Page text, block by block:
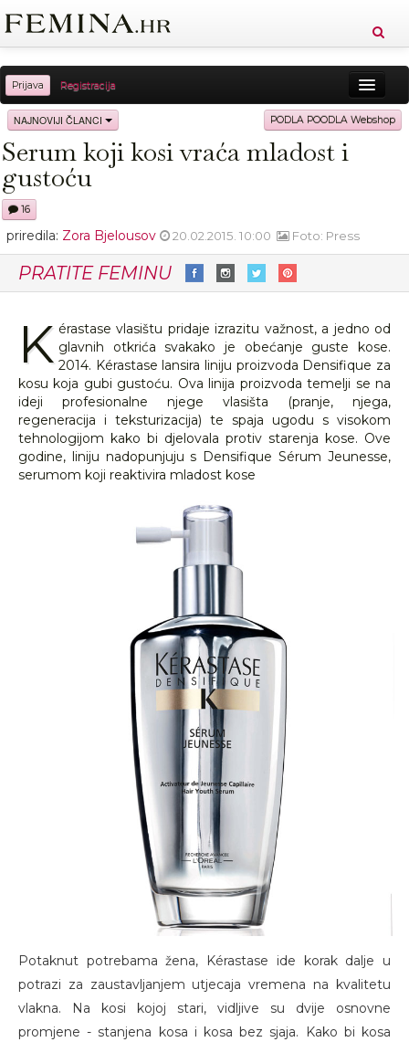
Prijava Registracija
Sreća Zdravlje Vitkost
Moda Ljubav Relax Putovanja Recepti
NAJNOVIJI ČLANCI PODLA POODLA Webshop
Serum koji kosi vraća mladost i
gustoću
16
priredila: Zora Bjelousov 20.02.2015. 10:00 Foto: Press
PRATITE FEMINU
K érastase vlasištu pridaje izrazitu važnost, a jedno od
glavnih otkrića svakako je obećanje guste kose.
2014. Kérastase lansira liniju proizvoda Densifique za
kosu koja gubi gustoću. Ova linija proizvoda temelji se na
ideji profesionalne njege vlasišta (pranje, njega,
regeneracija i teksturizacija) te spaja ugodu s visokom
tehnologijom kako bi djelovala protiv starenja kose. Ove
godine, liniju nadopunjuju s Densifique Sérum Jeunesse,
serumom koji reaktivira mladost kose
Potaknut potrebama žena, Kérastase ide korak dalje u
potrazi za zaustavljanjem utjecaja vremena na kvalitetu
vlakna. Na kosi kojoj stari, vidljive su dvije osnovne
promjene - stanjena kosa i kosa bez sjaja. Kako bi kosa